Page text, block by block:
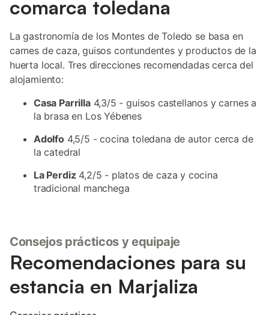
comarca toledana
La gastronomía de los Montes de Toledo se basa en
carnes de caza, guisos contundentes y productos de la
huerta local. Tres direcciones recomendadas cerca del
alojamiento:
Casa Parrilla4,3/5 - guisos castellanos y carnes a
la brasa en Los Yébenes
Adolfo4,5/5 - cocina toledana de autor cerca de
la catedral
La Perdiz4,2/5 - platos de caza y cocina
tradicional manchega
Consejos prácticos y equipaje
Recomendaciones para su
estancia en Marjaliza